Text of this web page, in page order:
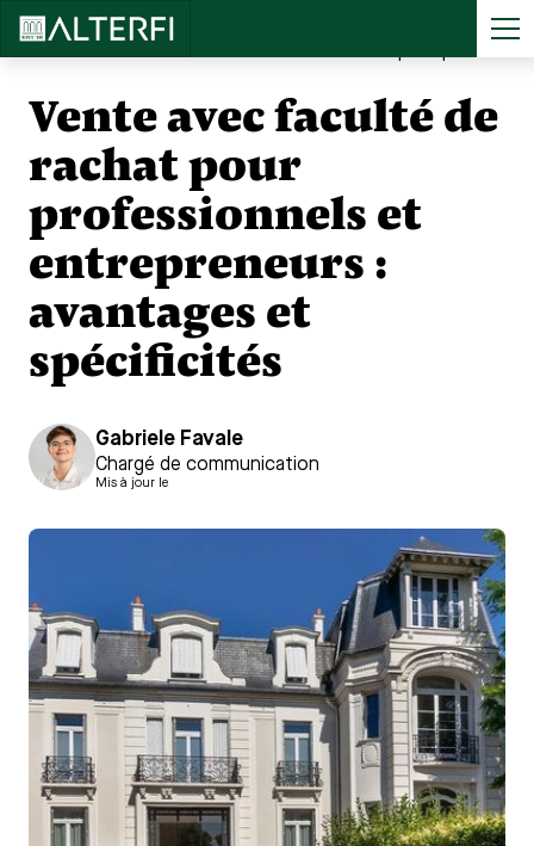
Vente avec faculté de
rachat pour
professionnels et
entrepreneurs :
avantages et
spécificités
Gabriele Favale
Chargé de communication
Mis à jour le